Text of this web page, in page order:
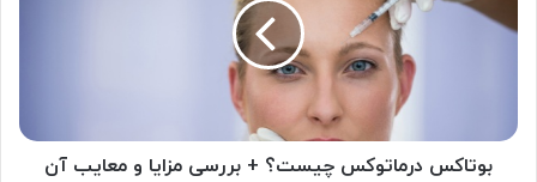
بررسی
آن
بوتاکس درماتوکس چیست؟ + بررسی مزایا و معایب آن